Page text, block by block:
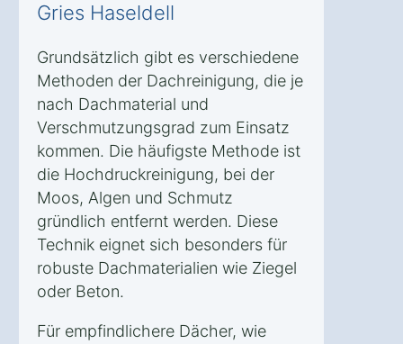
Gries Haseldell
Grundsätzlich gibt es verschiedene
Methoden der Dachreinigung, die je
nach Dachmaterial und
Verschmutzungsgrad zum Einsatz
kommen. Die häufigste Methode ist
die Hochdruckreinigung, bei der
Moos, Algen und Schmutz
gründlich entfernt werden. Diese
Technik eignet sich besonders für
robuste Dachmaterialien wie Ziegel
oder Beton.
Für empfindlichere Dächer, wie